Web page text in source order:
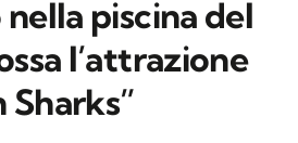
piscina del
l’attrazione